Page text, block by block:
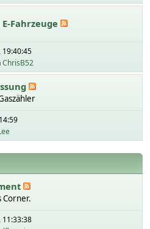
Fahrzeuge
19:40:45
ChrisB52
Corner.
11:33:38